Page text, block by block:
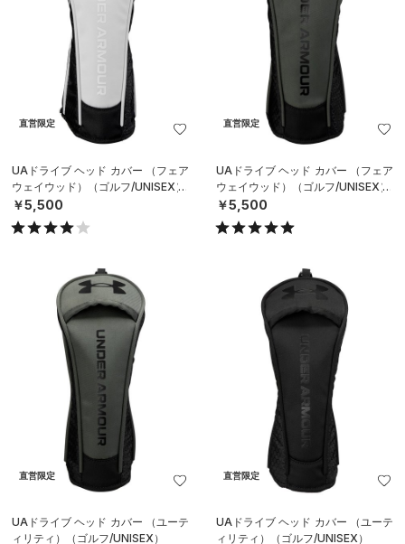
直営限定
UAドライブ ヘッド カバー （フェア
ウェイウッド）（ゴルフ/UNISEX）
￥5,500
直営限定
UAドライブ ヘッド カバー （フェア
ウェイウッド）（ゴルフ/UNISEX）
￥5,500
直営限定
UAドライブ ヘッド カバー （ユーテ
ィリティ）（ゴルフ/UNISEX）
直営限定
UAドライブ ヘッド カバー （ユーテ
ィリティ）（ゴルフ/UNISEX）